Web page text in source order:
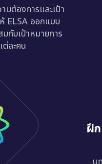
มต้องการและเป้า
ELSA ออกแบบ
มกับเป้าหมายการ
ละคน
ฝึ